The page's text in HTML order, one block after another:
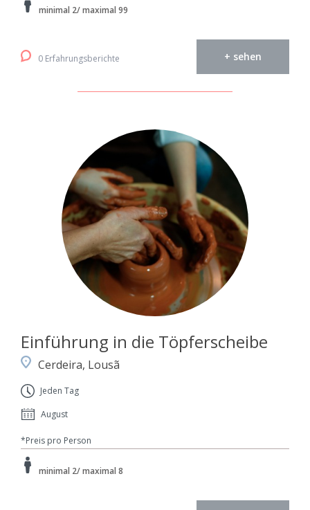
minimal 2/ maximal 99
0 Erfahrungsberichte + sehen
Einführung in die Töpferscheibe
Cerdeira, Lousã
Jeden Tag
August
*Preis pro Person
minimal 2/ maximal 8